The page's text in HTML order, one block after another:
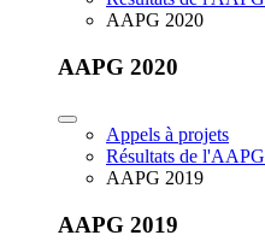
AAPG 2020
AAPG 2020
Appels à projets
Résultats de l'AAPG
AAPG 2019
AAPG 2019